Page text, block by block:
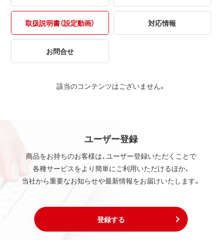
取扱説明書（設定動画） 対応情報
お問合せ
該当のコンテンツはございません。
ユーザー登録
商品をお持ちのお客様は、ユーザー登録いただくことで
各種サービスをより簡単にご利用いただけるほか、
当社から重要なお知らせや最新情報をお届けいたします。
登録する